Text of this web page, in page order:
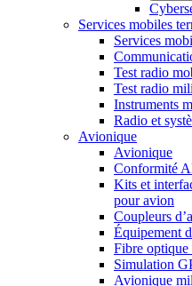
Services mobiles
Services
Test radio
Test radio
Instruments
Radio et
Avionique
Avionique
Conformité
Kits et
pour avion
Coupleurs
Équipement
Fibre
Simulation
Avionique